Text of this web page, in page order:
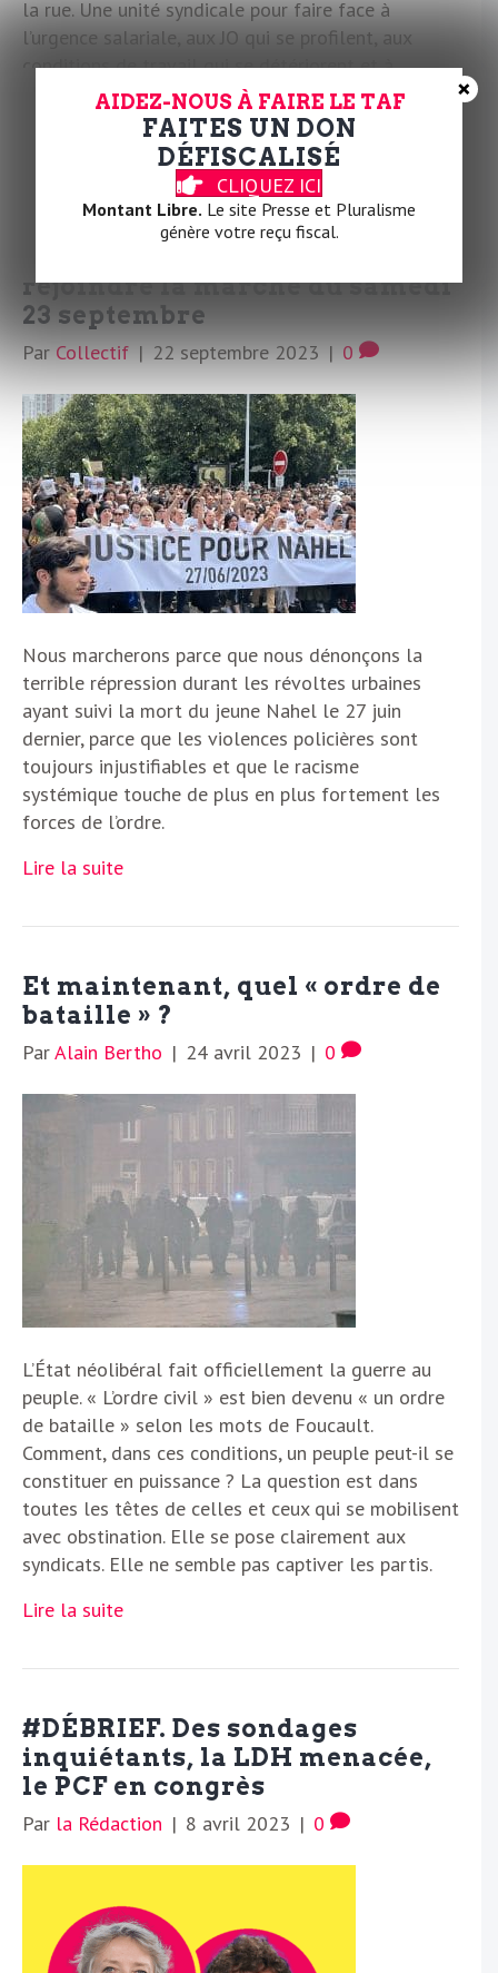
la rue. Une unité syndicale pour faire face à
l’urgence salariale, aux JO qui se profilent, aux
conditions de travail qui se détériorent et à
l’austérité promise par la Macronie.
rejoindre la marche du samedi
23 septembre
ParCollectif|22 septembre 2023|0
Nous marcherons parce que nous dénonçons la
terrible répression durant les révoltes urbaines
ayant suivi la mort du jeune Nahel le 27 juin
dernier, parce que les violences policières sont
toujours injustifiables et que le racisme
systémique touche de plus en plus fortement les
forces de l’ordre.
Lire la suite
Et maintenant, quel « ordre de
bataille » ?
ParAlain Bertho | 24 avril 2023 | 0
L’État néolibéral fait officiellement la guerre au
peuple. « L’ordre civil » est bien devenu « un ordre
de bataille » selon les mots de Foucault.
Comment, dans ces conditions, un peuple peut-il se
constituer en puissance ? La question est dans
toutes les têtes de celles et ceux qui se mobilisent
avec obstination. Elle se pose clairement aux
syndicats. Elle ne semble pas captiver les partis.
Lire la suite
#DÉBRIEF. Des sondages
inquiétants, la LDH menacée,
le PCF en congrès
Par la Rédaction | 8 avril 2023 | 0
AIDEZ-NOUS À FAIRE LE TAF
FAITES UN DON
DÉFISCALISÉ
CLIQUEZ ICI
Montant Libre. Le site Presse et Pluralisme
génère votre reçu fiscal.
×